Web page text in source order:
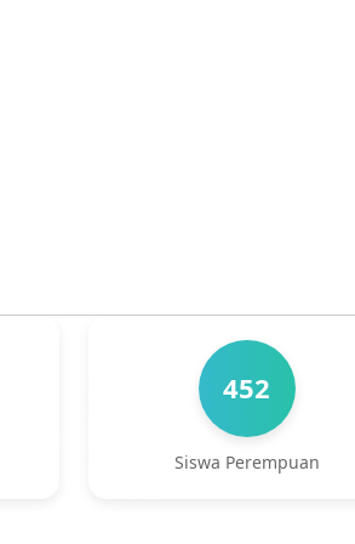
452
Siswa Perempuan